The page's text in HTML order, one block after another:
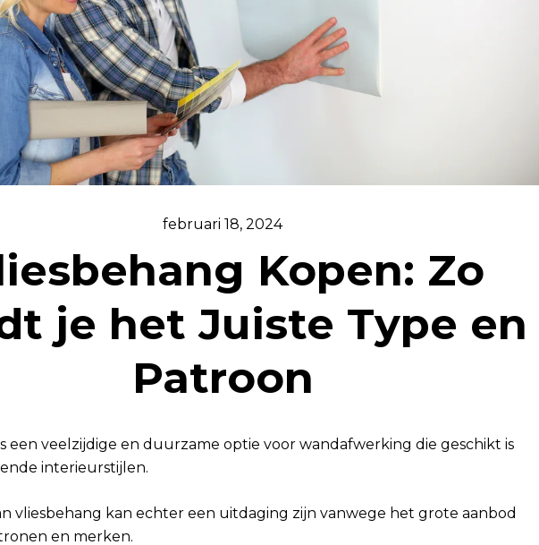
februari 18, 2024
Kopen: Zo
je het Juiste Type en
Patroon
een veelzijdige en duurzame optie voor wandafwerking die geschikt is
interieurstijlen.
vliesbehang kan echter een uitdaging zijn vanwege het grote aanbod
en merken.